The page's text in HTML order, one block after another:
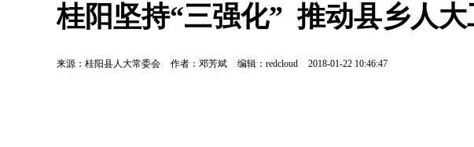
桂阳坚持“三强化”  推动县乡人
来源：桂阳县人大常委会 作者：邓芳斌 编辑：redcloud 2018-01-22 10:46:47